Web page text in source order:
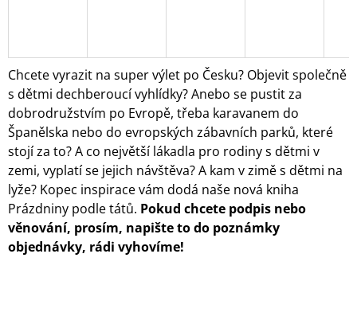
Chcete vyrazit na super výlet po Česku? Objevit společně
s dětmi dechberoucí vyhlídky? Anebo se pustit za
dobrodružstvím po Evropě, třeba karavanem do
Španělska nebo do evropských zábavních parků, které
stojí za to? A co největší lákadla pro rodiny s dětmi v
zemi, vyplatí se jejich návštěva? A kam v zimě s dětmi na
lyže? Kopec inspirace vám dodá naše nová kniha
Prázdniny podle tátů. Pokud chcete podpis nebo
věnování, prosím, napište to do poznámky
objednávky, rádi vyhovíme!
P
O
R
U
Č
U
J
E
M
E
ZIPSTRING
ORIGINAL
-